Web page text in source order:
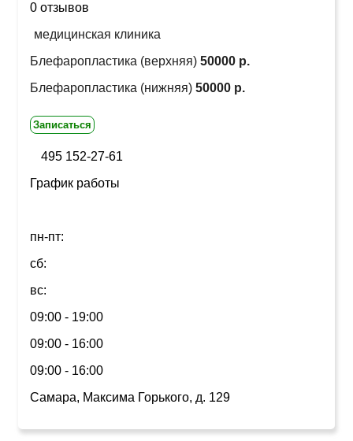
0 отзывов
медицинская клиника
Блефаропластика (верхняя) 50000 р.
Блефаропластика (нижняя) 50000 р.
Записаться
495 152-27-61
График работы
пн-пт:
сб:
вс:
09:00 - 19:00
09:00 - 16:00
09:00 - 16:00
Самара, Максима Горького, д. 129